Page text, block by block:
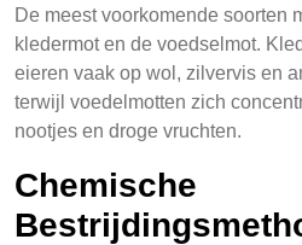
De meest voorkomende soorten
kledermot en de voedselmot.
eieren vaak op wol, zilvervis en
terwijl voedelmotten zich
nootjes en droge vruchten.
Chemische